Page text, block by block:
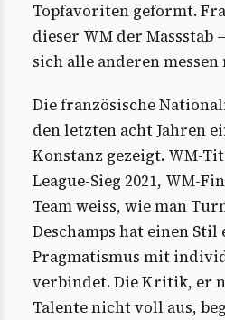
Topfavoriten geformt.
dieser WM der Massstab
sich alle anderen messen
Die französische
den letzten acht Jahren
Konstanz gezeigt. WM-
League-Sieg 2021, WM-
Team weiss, wie man
Deschamps hat einen
Pragmatismus mit
verbindet. Die Kritik, er
Talente nicht voll aus,